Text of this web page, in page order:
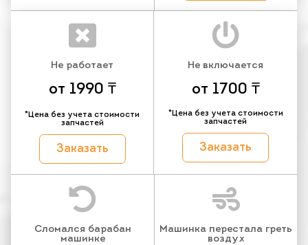
Не работает
от 1990 ₸
*Цена без учета стоимости
запчастей
Заказать
Не включается
от 1700 ₸
*Цена без учета стоимости
запчастей
Заказать
Сломался барабан
машинке
Машинка перестала греть
воздух